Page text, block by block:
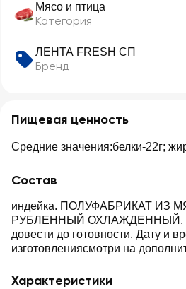
Мясо и птица
Категория
ЛЕНТА FRESH СП
Бренд
Пищевая ценность
Средние значения:белки-22г;
Состав
индейка. ПОЛУФАБРИКАТ ИЗ
РУБЛЕННЫЙ ОХЛАЖДЕННЫЙ.
довести до готовности. Дату и
изготовлениясмотри на
Характеристики